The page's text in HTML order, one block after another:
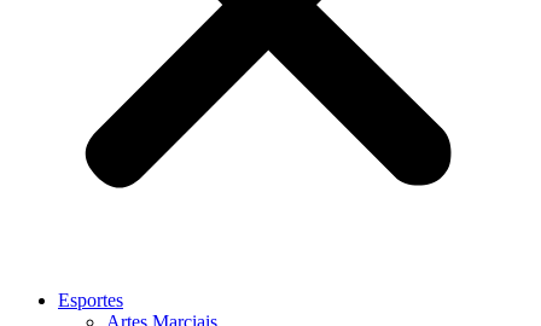
Esportes
Artes Marciais